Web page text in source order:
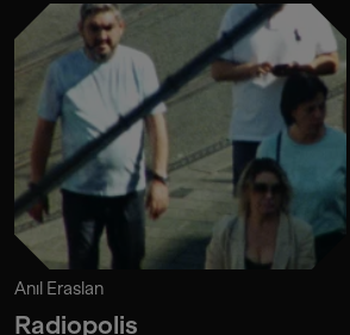
Anıl Eraslan
Radiopolis